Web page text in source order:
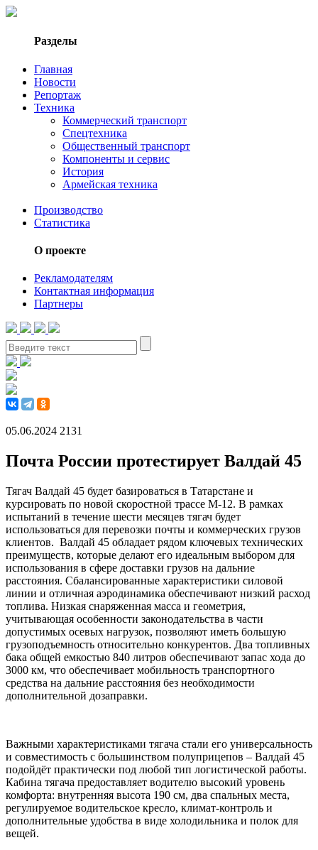
Разделы
Главная
Новости
Репортаж
Техника
Коммерческий транспорт
Спецтехника
Общественный транспорт
Компоненты и сервис
История
Армейская техника
Производство
Статистика
О проекте
Рекламодателям
Контактная информация
Партнеры
05.06.2024 2131
Почта России протестирует Валдай 45
Тягач Валдай 45 будет базироваться в Татарстане и
курсировать по новой скоростной трассе М-12. В рамках
испытаний в течение шести месяцев тягач будет
использоваться для перевозки почты и коммерческих грузов
клиентов. Валдай 45 обладает рядом ключевых технических
преимуществ, которые делают его идеальным выбором для
использования в сфере доставки грузов на дальние
расстояния. Сбалансированные характеристики силовой
линии и отличная аэродинамика обеспечивают низкий расход
топлива. Низкая снаряженная масса и геометрия,
учитывающая особенности законодательства в части
допустимых осевых нагрузок, позволяют иметь большую
грузоподъемность относительно конкурентов. Два топливных
бака общей емкостью 840 литров обеспечивают запас хода до
3000 км, что обеспечивает мобильность транспортного
средства на дальние расстояния без необходимости
дополнительной дозаправки.
Важными характеристиками тягача стали его универсальность
и совместимость с большинством полуприцепов – Валдай 45
подойдёт практически под любой тип логистической работы.
Кабина тягача предоставляет водителю высокий уровень
комфорта: внутренняя высота 190 см, два спальных места,
регулируемое водительское кресло, климат-контроль и
дополнительные удобства в виде холодильника и полок для
вещей.